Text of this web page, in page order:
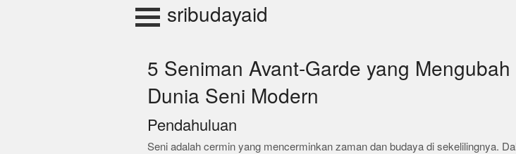
sribudayaid
5 Seniman Avant-Garde yang Mengubah
Dunia Seni Modern
Pendahuluan
Seni adalah cermin yang mencerminkan zaman dan budaya di sekelilingnya.